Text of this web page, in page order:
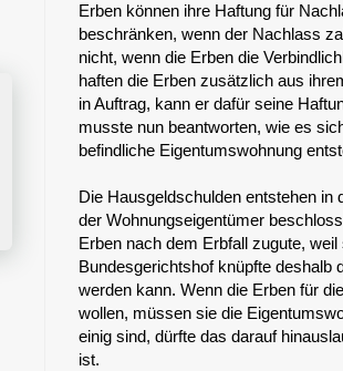
Erben können ihre Haftung für
beschränken, wenn der Nachlass
nicht, wenn die Erben die
haften die Erben zusätzlich aus
in Auftrag, kann er dafür seine
musste nun beantworten, wie es
befindliche Eigentumswohnung
Die Hausgeldschulden entstehen in
der Wohnungseigentümer
Erben nach dem Erbfall zugute,
Bundesgerichtshof knüpfte deshalb
werden kann. Wenn die Erben für
wollen, müssen sie die
einig sind, dürfte das darauf
ist.